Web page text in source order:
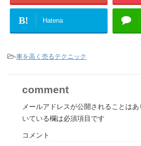
B! Hatena
-車を高く売るテクニック
comment
メールアドレスが公開されることはあ
いている欄は必須項目です
コメント